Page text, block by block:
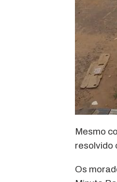
Mesmo
resolvido
Os